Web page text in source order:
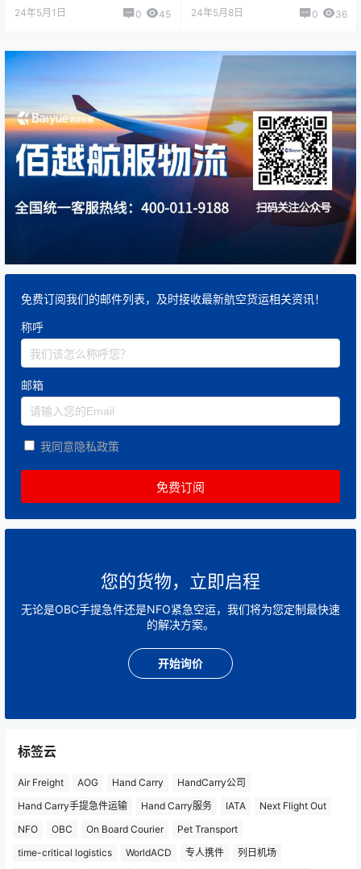
Courier）快递以专人随身携带
货物、快速送达为核心特点…
24年5月1日 0 45
（Baiyue Logistics…
24年5月8日 0 36
免费订阅我们的邮件列表，及时接收最新航空货运相关资讯！
称呼
邮箱
我同意隐私政策
您的货物，立即启程
无论是OBC手提急件还是NFO紧急空运，我们将为您定制最快速
的解决方案。
开始询价
标签云
Air Freight AOG Hand Carry
HandCarry公司
Hand Carry手提急件运输
Hand Carry服务 IATA
Next Flight Out
NFO
OBC On Board Courier
Pet Transport
time-critical logistics
WorldACD 专人携件 列日机场